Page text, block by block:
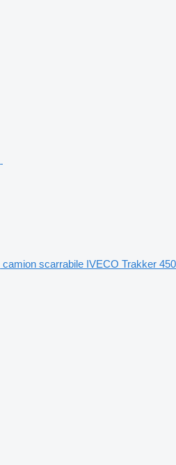
camion scarrabile IVECO Trakker 450